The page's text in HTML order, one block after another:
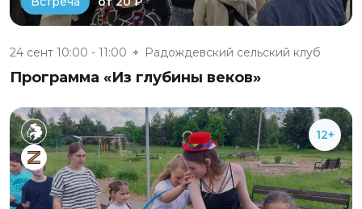
24 сент 10:00 - 11:00 Радождевский сельский клуб
Программа «Из глубины веков»
12+